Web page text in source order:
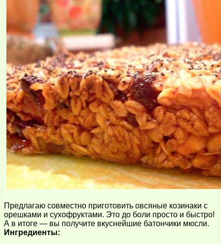
Предлагаю совместно приготовить овсяные козинаки с
орешками и сухофруктами. Это до боли просто и быстро!
А в итоге — вы получите вкуснейшие батончики мюсли.
Ингредиенты: